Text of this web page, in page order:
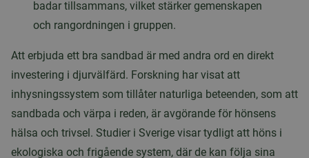
badar tillsammans, vilket stärker gemenskapen
och rangordningen i gruppen.
Att erbjuda ett bra sandbad är med andra ord en direkt
investering i djurvälfärd. Forskning har visat att
inhysningssystem som tillåter naturliga beteenden, som att
sandbada och värpa i reden, är avgörande för hönsens
hälsa och trivsel. Studier i Sverige visar tydligt att höns i
ekologiska och frigående system, där de kan följa sina